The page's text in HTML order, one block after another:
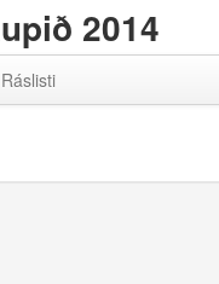
2014
Ráslisti